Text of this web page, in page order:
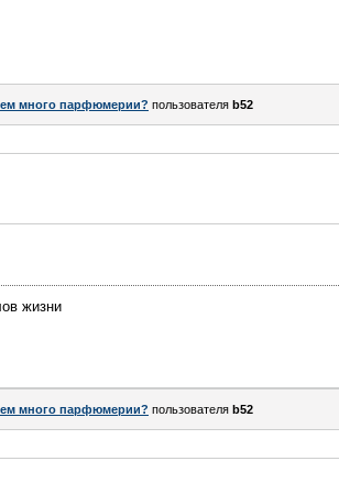
много парфюмерии? пользователя b52
жизни
много парфюмерии? пользователя b52